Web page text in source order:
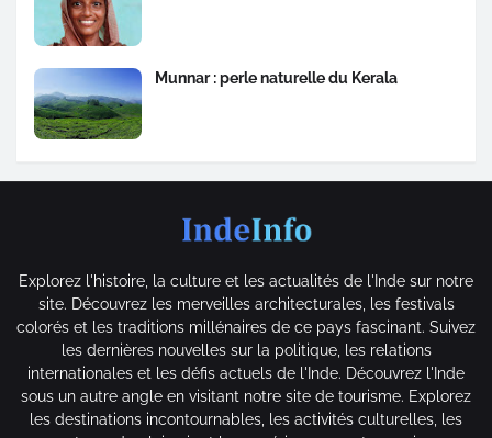
Munnar : perle naturelle du Kerala
Explorez l'histoire, la culture et les actualités de l'Inde sur notre
site. Découvrez les merveilles architecturales, les festivals
colorés et les traditions millénaires de ce pays fascinant. Suivez
les dernières nouvelles sur la politique, les relations
internationales et les défis actuels de l'Inde. Découvrez l'Inde
sous un autre angle en visitant notre site de tourisme. Explorez
les destinations incontournables, les activités culturelles, les